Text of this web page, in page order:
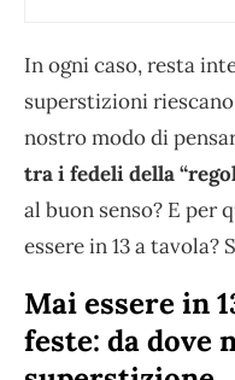
In ogni caso, resta
superstizioni
nostro modo di
tra i fedeli della
al buon senso? E per
essere in 13 a
Mai essere in
feste: da dove